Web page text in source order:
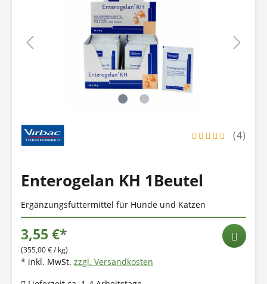
(4)
Enterogelan KH 1Beutel
Ergänzungsfuttermittel für Hunde und Katzen
3,55 €*
(355,00 € / kg)
* inkl. MwSt. zzgl. Versandkosten